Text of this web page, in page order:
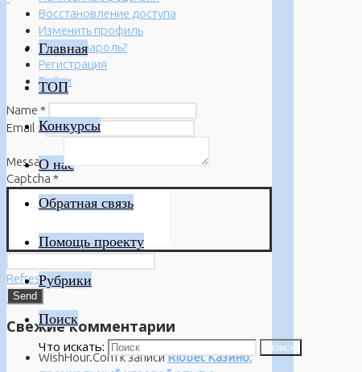
Главная
ТОП
Конкурсы
О нас
Обратная связь
Помощь проекту
Рубрики
Поиск
Что искать: Поиск
Восстановление доступа
Изменить профиль
Забыли пароль?
Регистрация
Войти
Name *
Email *
Message*
Captcha *
Refresh
Свежие комментарии
WishHour.Comк записиRiobet Казино: